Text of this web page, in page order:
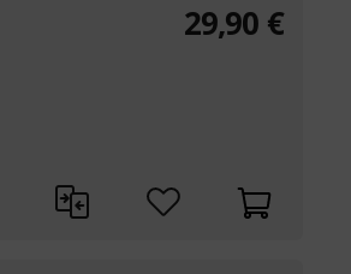
29,90 €